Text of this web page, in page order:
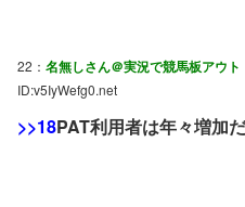
22： 名無しさん＠実況で競馬板アウト
ID:v5IyWefg0.net
>>18PAT利用者は年々増加